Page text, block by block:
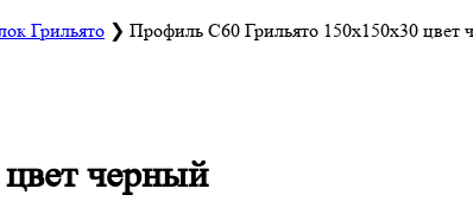
Грильято ❯ Профиль С60 Грильято 150х150х30 цвет
черный